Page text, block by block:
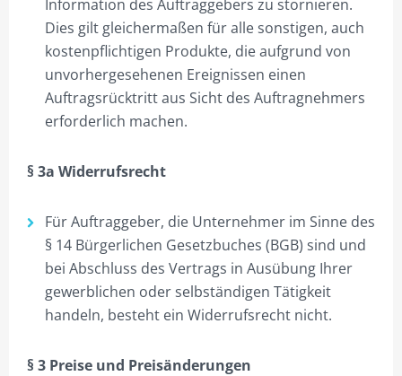
Information des Auftraggebers zu stornieren.
Dies gilt gleichermaßen für alle sonstigen, auch
kostenpflichtigen Produkte, die aufgrund von
unvorhergesehenen Ereignissen einen
Auftragsrücktritt aus Sicht des Auftragnehmers
erforderlich machen.
§ 3a Widerrufsrecht
Für Auftraggeber, die Unternehmer im Sinne des
§ 14 Bürgerlichen Gesetzbuches (BGB) sind und
bei Abschluss des Vertrags in Ausübung Ihrer
gewerblichen oder selbständigen Tätigkeit
handeln, besteht ein Widerrufsrecht nicht.
§ 3 Preise und Preisänderungen